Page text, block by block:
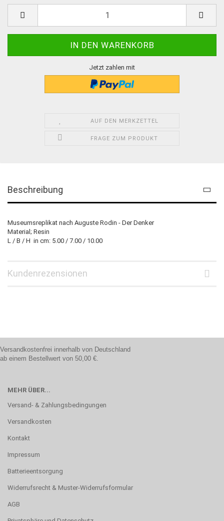
Jetzt zahlen mit
AUF DEN MERKZETTEL
FRAGE ZUM PRODUKT
Beschreibung
Museumsreplikat nach Auguste Rodin - Der Denker
Material; Resin
L / B / H in cm: 5.00 / 7.00 / 10.00
Kundenrezensionen
Versandkostenfrei innerhalb von Deutschland
ab einem Bestellwert von 50,00 €.
MEHR ÜBER...
Versand- & Zahlungsbedingungen
Versandkosten
Kontakt
Impressum
Batterieentsorgung
Widerrufsrecht & Muster-Widerrufsformular
AGB